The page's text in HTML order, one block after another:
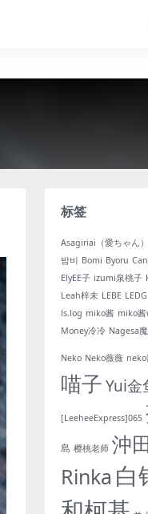
标签
Asagiriai（愛ちゃん）
밤비 Bomi Byoru
ElyEE子 izumi泉桃子
Leah梓未 LEBE LEDG
ls.log miko酱 miko
Money冷冷 Nagesa
Neko Neko薇薇 neko
喵子Yui金
[LeeheeExpress]065
島 樱桃老师 沖
Rinka 白